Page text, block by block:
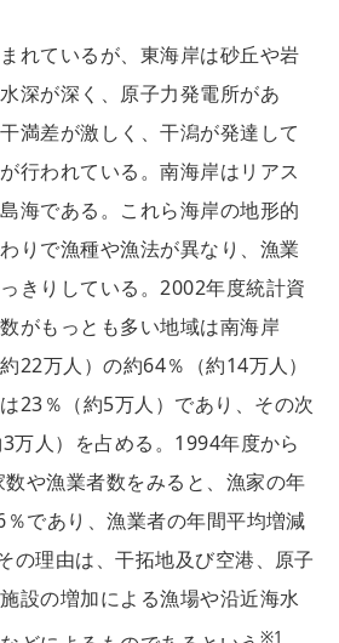
れているが、東海岸は砂丘や岩
深が深く、原子力発電所があ
満差が激しく、干潟が発達して
行われている。南海岸はリアス
海である。これら海岸の地形的
りで漁種や漁法が異なり、漁業
きりしている。2002年度統計資
がもっとも多い地域は南海岸
22万人）の約64％（約14万人）
23％（約5万人）であり、その次
万人）を占める。1994年度から
や漁業者数をみると、漁家の年
であり、漁業者の年間平均増減
の理由は、干拓地及び空港、原子
設の増加による漁場や沿近海水
※1